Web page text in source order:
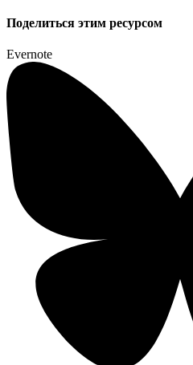
Поделиться этим ресурсом
Evernote